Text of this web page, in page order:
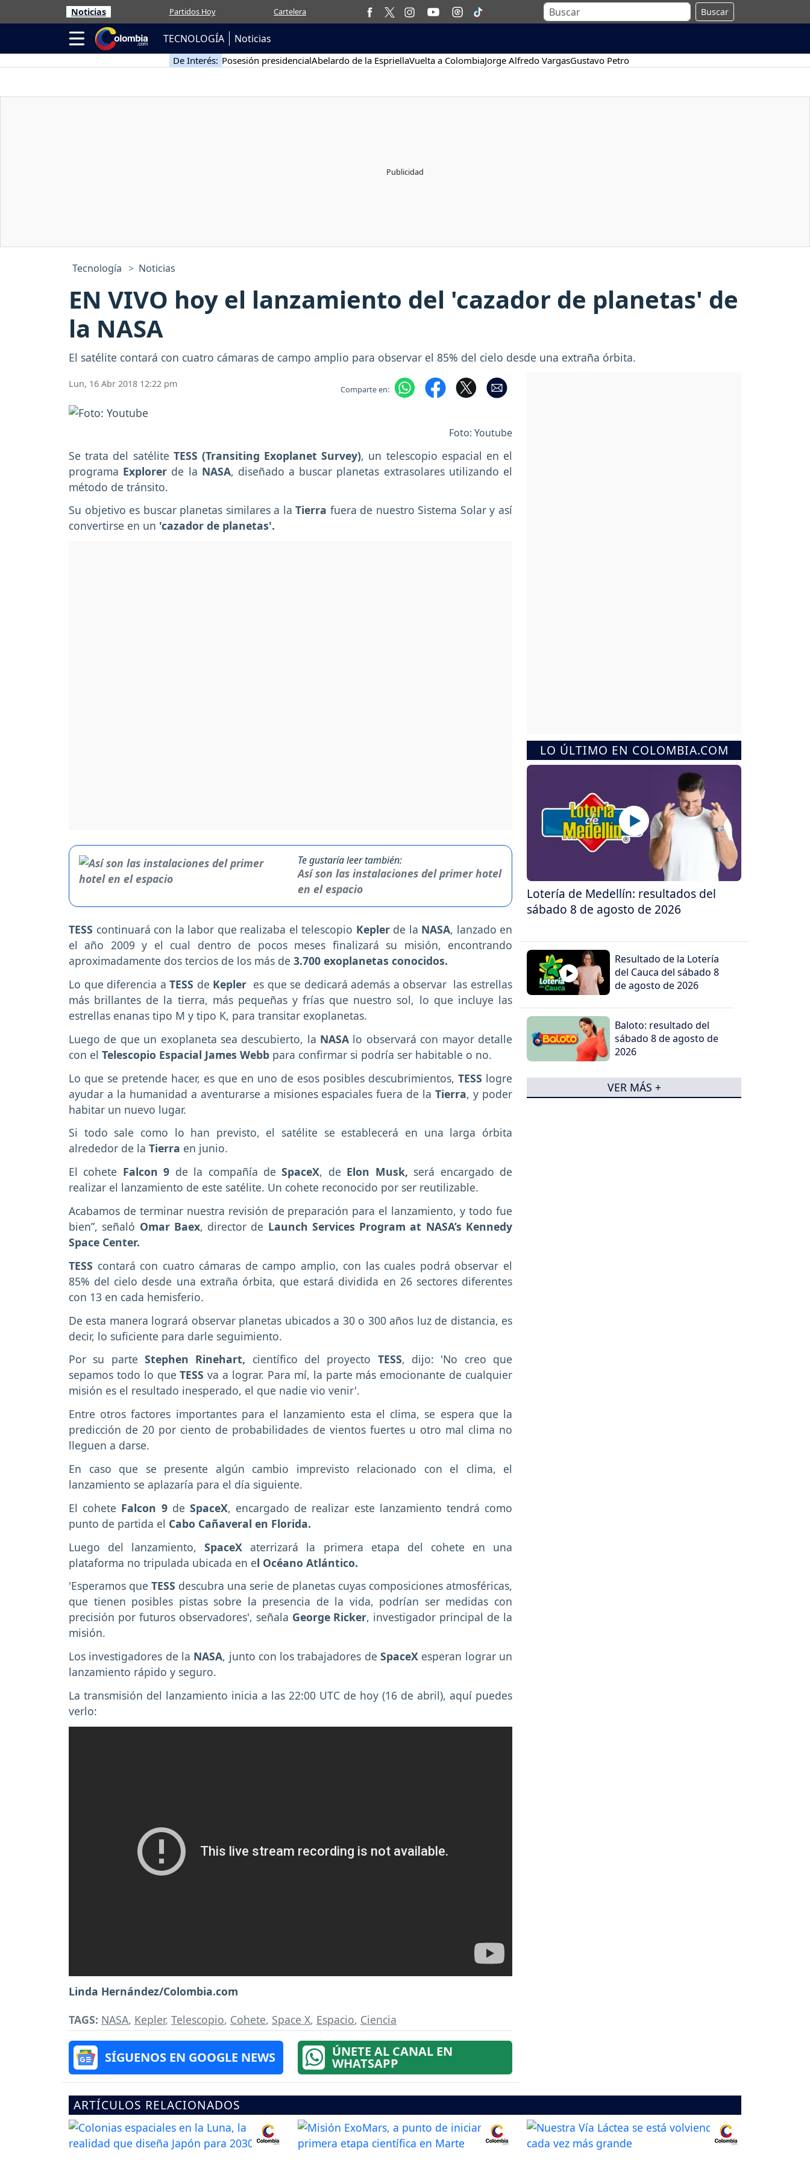
Noticias Partidos Hoy Cartelera Buscar
TECNOLOGÍA Noticias
De Interés: Posesión presidencialAbelardo de la EspriellaVuelta a ColombiaJorge Alfredo VargasGustavo Petro
Tecnología Noticias
EN VIVO hoy el lanzamiento del 'cazador de planetas' de
la NASA
El satélite contará con cuatro cámaras de campo amplio para observar el 85% del cielo desde una extraña órbita.
Lun, 16 Abr 2018 12:22 pm Comparte en:
Foto: Youtube
Se trata del satélite TESS (Transiting Exoplanet Survey), un telescopio espacial en el
programa Explorer de la NASA, diseñado a buscar planetas extrasolares utilizando el
método de tránsito.
Su objetivo es buscar planetas similares a laTierra fuera de nuestro Sistema Solar y así
convertirse en un 'cazador de planetas'.
Te gustaría leer también:
Así son las instalaciones del primer hotel
en el espacio
TESS continuará con la labor que realizaba el telescopio Kepler de la NASA, lanzado en
el año 2009 y el cual dentro de pocos meses finalizará su misión, encontrando
aproximadamente dos tercios de los más de 3.700 exoplanetas conocidos.
Lo que diferencia aTESS de Kepler es que se dedicará además a observar las estrellas
más brillantes de la tierra, más pequeñas y frías que nuestro sol, lo que incluye las
estrellas enanas tipo M y tipo K, para transitar exoplanetas.
Luego de que un exoplaneta sea descubierto, la NASA lo observará con mayor detalle
con el Telescopio Espacial James Webb para confirmar si podría ser habitable o no.
Lo que se pretende hacer, es que en uno de esos posibles descubrimientos, TESS logre
ayudar a la humanidad a aventurarse a misiones espaciales fuera de laTierra, y poder
habitar un nuevo lugar.
Si todo sale como lo han previsto, el satélite se establecerá en una larga órbita
alrededor de la Tierra en junio.
El cohete Falcon 9 de la compañía deSpaceX, de Elon Musk, será encargado de
realizar el lanzamiento de este satélite. Un cohete reconocido por ser reutilizable.
Acabamos de terminar nuestra revisión de preparación para el lanzamiento, y todo fue
bien”, señaló Omar Baex, director de Launch Services Program at NASA’s Kennedy
Space Center.
TESS contará con cuatro cámaras de campo amplio, con las cuales podrá observar el
85% del cielo desde una extraña órbita, que estará dividida en 26 sectores diferentes
con 13 en cada hemisferio.
De esta manera logrará observar planetas ubicados a 30 o 300 años luz de distancia, es
decir, lo suficiente para darle seguimiento.
Por su parte Stephen Rinehart, científico del proyecto TESS, dijo: 'No creo que
sepamos todo lo queTESSva a lograr. Para mí, la parte más emocionante de cualquier
misión es el resultado inesperado, el que nadie vio venir'.
Entre otros factores importantes para el lanzamiento esta el clima, se espera que la
predicción de 20 por ciento de probabilidades de vientos fuertes u otro mal clima no
lleguen a darse.
En caso que se presente algún cambio imprevisto relacionado con el clima, el
lanzamiento se aplazaría para el día siguiente.
El cohete Falcon 9de SpaceX, encargado de realizar este lanzamiento tendrá como
punto de partida el Cabo Cañaveral en Florida.
Luego del lanzamiento,SpaceXaterrizará la primera etapa del cohete en una
plataforma no tripulada ubicada en el Océano Atlántico.
'Esperamos que TESS descubra una serie de planetas cuyas composiciones atmosféricas,
que tienen posibles pistas sobre la presencia de la vida, podrían ser medidas con
precisión por futuros observadores', señala George Ricker, investigador principal de la
misión.
Los investigadores de la NASA, junto con los trabajadores deSpaceX esperan lograr un
lanzamiento rápido y seguro.
La transmisión del lanzamiento inicia a las 22:00 UTC de hoy (16 de abril), aquí puedes
verlo:
Linda Hernández/Colombia.com
TAGS: NASA, Kepler, Telescopio, Cohete, Space X, Espacio, Ciencia
SÍGUENOS EN GOOGLE NEWS ÚNETE AL CANAL EN
WHATSAPP
LO ÚLTIMO EN COLOMBIA.COM
Lotería de Medellín: resultados del
sábado 8 de agosto de 2026
Resultado de la Lotería
del Cauca del sábado 8
de agosto de 2026
Baloto: resultado del
sábado 8 de agosto de
2026
VER MÁS +
ARTÍCULOS RELACIONADOS